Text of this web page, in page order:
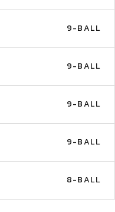
9-BALL
9-BALL
9-BALL
9-BALL
8-BALL